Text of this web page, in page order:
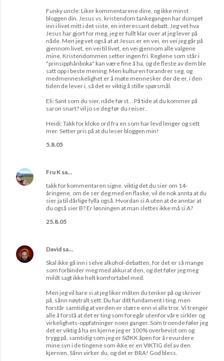
Funky uncle: Liker kommentarene dine, og ikke minst
bloggen din. Jesus vs. kristendom tankegangen har dumpet
inn i livet mitt i det siste, en interessant debatt. Jeg vet hva
Jesus har gjort for meg, jeg er fullt klar over at jeg lever på
nåde. Men jeg vet også at at Jesus er en vei, en vei jeg går på
gjennom livet, en vei til livet, en vei gjennom alle valgene
mine. Kristendommen setter ingen fri. Reglene som står i
"prinsipphånboka" kan være fine å ha, og de fleste av dem ble
satt opp i beste mening. Men kulturen forandrer seg, og
medmenneskelighet er å møte mennesker der de er, i den
tiden de lever i, så det er viktig å stille spørsmål.
Eli: Sant som du sier, nåde først... På tide at du kommer på
saron snart? vil jo se deg før du reiser..
Heidi: Takk for kloke ord fra en som har levd lenger og sett
mer. Setter pris på at du leser bloggen min!
5.8.05
Fru K sa…
takk for kommentaren signe. viktig det du sier om 14-
åringene, om de ser deg med en flaske, vil de nok annta at du
sier ja til dårlige fylla også. Hvordan si A uten at de anntar at
du også sier B? Er løsningen at man slettes ikke må si A?
25.8.05
David sa…
Skal ikke gå inn i selve alkohol-debatten, for det er så mange
som forbinder meg med akkurat den, og det føler jeg meg
mildt sagt ikke helt komfortabel med.
Men jeg vil bare si at jeg liker måten du tenker på og skriver
på, sånn nøytralt sett. Du har ditt fundament i ting, men
forstår samtidig at verden er større enn vi alle tror. Vi trenger
alle å forstå at det er ting som foregår utenfor våre sirkler og
virkelighets-oppfatninger noen ganger. Som troende føler jeg
det er viktig å ha en kjerne jeg er 100% overbevist om og
trygg på, samtidig som jeg er SØKK åpen for å revurdere
mine syn i de tingene som ikke er en VIKTIG del av den
kjernen. Sånn virker du, og det er BRA! God bless.